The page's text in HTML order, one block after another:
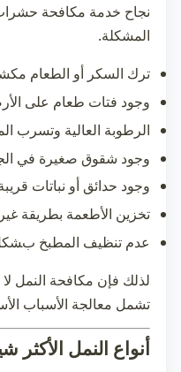
نجاح خدمة مكافحة
المشكلة.
ترك السكر أو الطعام
وجود فتات طعام على
الرطوبة العالية وتسرب
وجود شقوق صغيرة في
وجود حدائق أو نباتات
تخزين الأطعمة بطريقة
عدم تنظيف المطبخ
لذلك فإن مكافحة النمل
تشمل معالجة الأسباب
أنواع النمل